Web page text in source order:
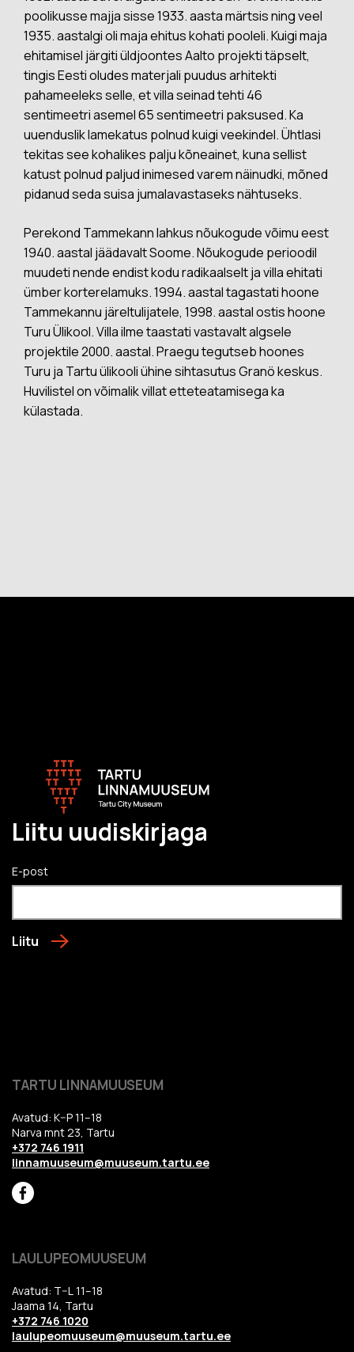
poolikusse majja sisse 1933. aasta märtsis ning veel
1935. aastalgi oli maja ehitus kohati pooleli. Kuigi maja
ehitamisel järgiti üldjoontes Aalto projekti täpselt,
tingis Eesti oludes materjali puudus arhitekti
pahameeleks selle, et villa seinad tehti 46
sentimeetri asemel 65 sentimeetri paksused. Ka
uuenduslik lamekatus polnud kuigi veekindel. Ühtlasi
tekitas see kohalikes palju kõneainet, kuna sellist
katust polnud paljud inimesed varem näinudki, mõned
pidanud seda suisa jumalavastaseks nähtuseks.
Perekond Tammekann lahkus nõukogude võimu eest
1940. aastal jäädavalt Soome. Nõukogude perioodil
muudeti nende endist kodu radikaalselt ja villa ehitati
ümber korterelamuks. 1994. aastal tagastati hoone
Tammekannu järeltulijatele, 1998. aastal ostis hoone
Turu Ülikool. Villa ilme taastati vastavalt algsele
projektile 2000. aastal. Praegu tegutseb hoones
Turu ja Tartu ülikooli ühine sihtasutus Granö keskus.
Huvilistel on võimalik villat etteteatamisega ka
külastada.
Liitu uudiskirjaga
E-post
Liitu
TARTU LINNAMUUSEUM
Avatud: K–P 11–18
Narva mnt 23, Tartu
+372 746 1911
linnamuuseum@muuseum.tartu.ee
LAULUPEOMUUSEUM
Avatud: T–L 11–18
Jaama 14, Tartu
+372 746 1020
laulupeomuuseum@muuseum.tartu.ee